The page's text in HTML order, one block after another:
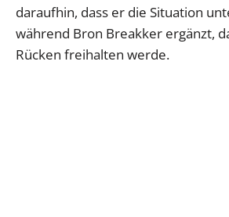
daraufhin, dass er die Situation
während Bron Breakker ergänzt,
Rücken freihalten werde.